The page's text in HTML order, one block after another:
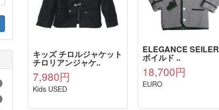
キッズ チロルジャケット
チロリアンジャケ..
7,980円
Kids USED
ELEGANCE SEILER
ボイルド ..
18,700円
EURO